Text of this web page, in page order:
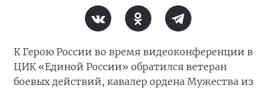
К Герою России во время видеоконференции в
ЦИК «Единой России» обратился ветеран
боевых действий, кавалер ордена Мужества из